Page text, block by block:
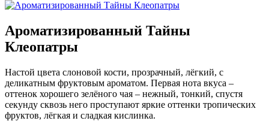
Ароматизированный Тайны
Клеопатры
Настой цвета слоновой кости, прозрачный, лёгкий, с
деликатным фруктовым ароматом. Первая нота вкуса –
оттенок хорошего зелёного чая – нежный, тонкий, спустя
секунду сквозь него проступают яркие оттенки тропических
фруктов, лёгкая и сладкая кислинка.